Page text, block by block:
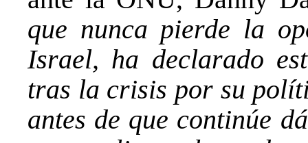
que nunca pierde la
Israel, ha declarado
tras la crisis por su
antes de que continúe